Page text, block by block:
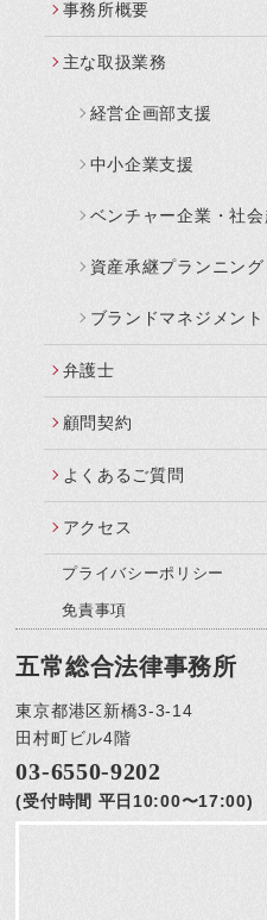
事務所概要
主な取扱業務
経営企画部支援
中小企業支援
ベンチャー企業・社
資産承継プランニング
ブランドマネジメント
弁護士
顧問契約
よくあるご質問
アクセス
プライバシーポリシー
免責事項
五常総合法律事務所
東京都港区新橋3-3-14
田村町ビル4階
03-6550-9202
(受付時間 平日10:00〜17:00)